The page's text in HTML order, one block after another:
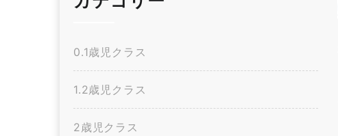
0.1歳児クラス
1.2歳児クラス
2歳児クラス